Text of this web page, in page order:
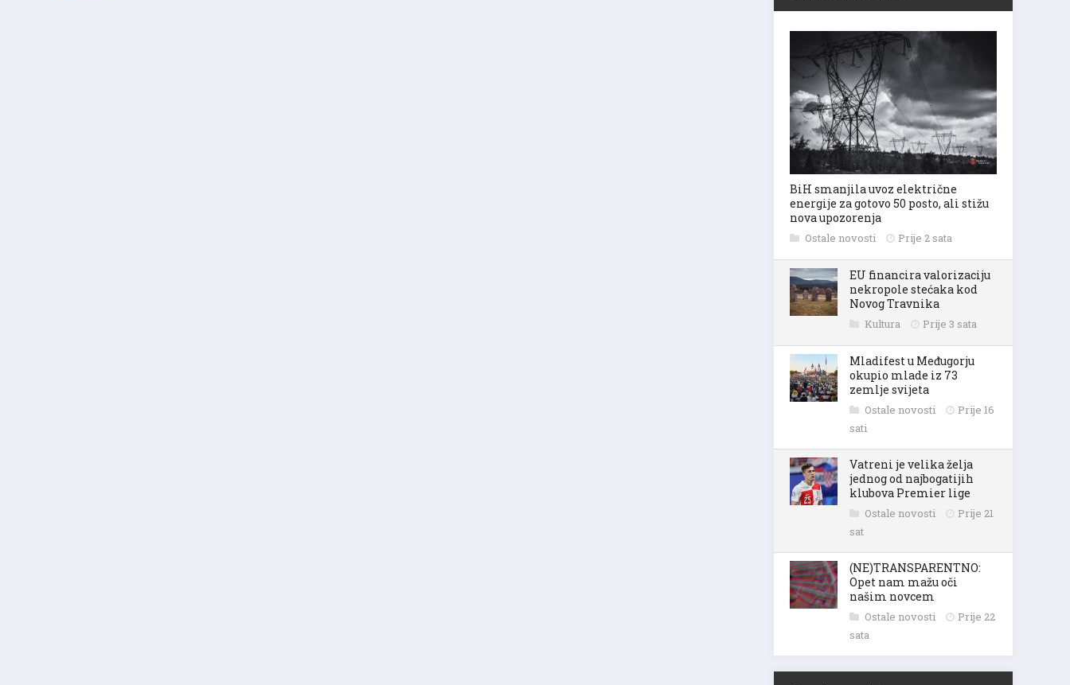
BiH smanjila uvoz električne
energije za gotovo 50 posto, ali stižu
nova upozorenja
Ostale novosti Prije 2 sata
EU financira valorizaciju
nekropole stećaka kod
Novog Travnika
Kultura Prije 3 sata
Mladifest u Međugorju
okupio mlade iz 73
zemlje svijeta
Ostale novosti
Prije 16
sati
Vatreni je velika želja
jednog od najbogatijih
klubova Premier lige
Ostale novosti
Prije 21
sat
(NE)TRANSPARENTNO:
Opet nam mažu oči
našim novcem
Ostale novosti
Prije 22
sata